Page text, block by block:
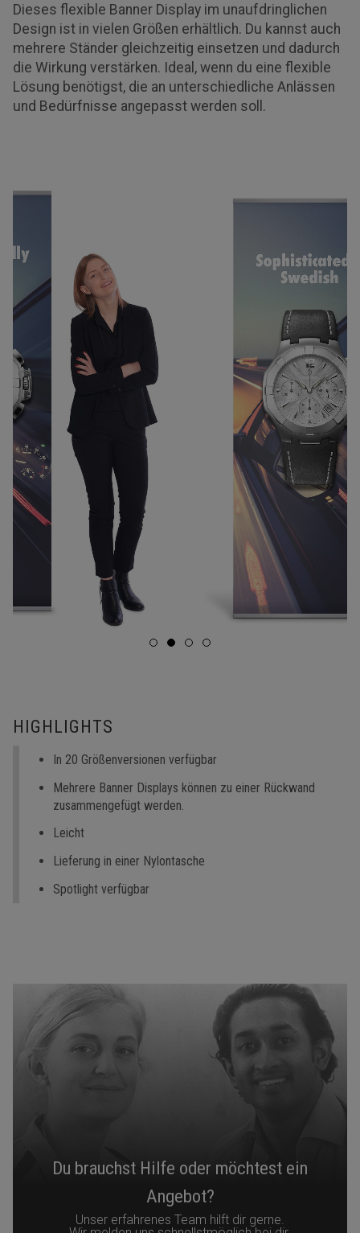
Dieses flexible Banner Display im unaufdringlichen
Design ist in vielen Größen erhältlich. Du kannst auch
mehrere Ständer gleichzeitig einsetzen und dadurch
die Wirkung verstärken. Ideal, wenn du eine flexible
Lösung benötigst, die an unterschiedliche Anlässen
und Bedürfnisse angepasst werden soll.
HIGHLIGHTS
In 20 Größenversionen verfügbar
Mehrere Banner Displays können zu einer Rückwand
zusammengefügt werden.
Leicht
Lieferung in einer Nylontasche
Spotlight verfügbar
Du brauchst Hilfe oder möchtest ein
Angebot?
Unser erfahrenes Team hilft dir gerne.